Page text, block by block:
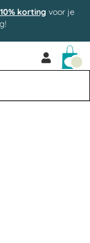
10% korting voor je